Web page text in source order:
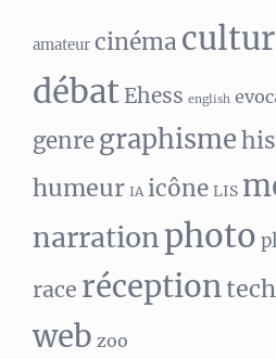
amateur cinéma
débat Ehess english
genregraphisme
humeur IA icône LIS
narrationphoto
race réceptiontech
web zoo